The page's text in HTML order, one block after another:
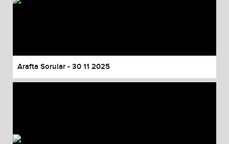
Arafta Sorular - 30 11 2025